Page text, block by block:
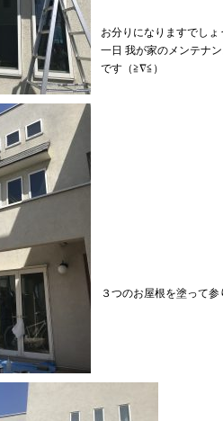
お分りになりますでしょ
一日 我が家のメンテナ
です（≧∇≦）
３つのお屋根を塗って参